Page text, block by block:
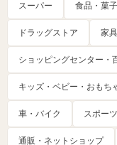
スーパー 食品・菓
ドラッグストア 家
ショッピングセンター・
キッズ・ベビー・おもち
車・バイク スポー
通販・ネットショップ